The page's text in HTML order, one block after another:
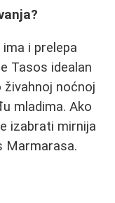
i prelepa
Tasos idealan
noćnoj
mladima. Ako
izabrati mirnija
Marmarasa.